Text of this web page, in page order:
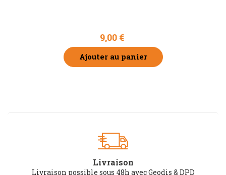
9,00 €
Ajouter au panier
Livraison
Livraison possible sous 48h avec Geodis & DPD